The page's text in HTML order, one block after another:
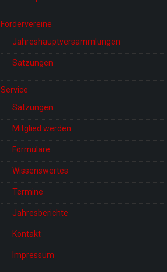
Fördervereine
Jahreshauptversammlungen
Satzungen
Service
Satzungen
Mitglied werden
Formulare
Wissenswertes
Termine
Jahresberichte
Kontakt
Impressum